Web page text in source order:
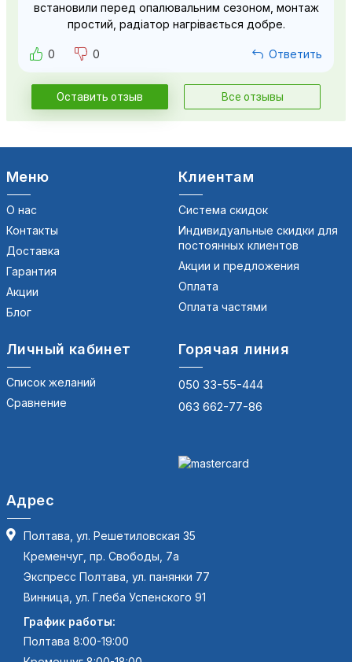
встановили перед опалювальним сезоном, монтаж
простий, радіатор нагрівається добре.
0 0 Ответить
Оставить отзыв Все отзывы
Меню
О нас
Контакты
Доставка
Гарантия
Акции
Блог
Клиентам
Система скидок
Индивидуальные скидки для
постоянных клиентов
Акции и предложения
Оплата
Оплата частями
Личный кабинет
Список желаний
Сравнение
Горячая линия
050 33-55-444
063 662-77-86
Адрес
Полтава, ул. Решетиловская 35
Кременчуг, пр. Свободы, 7а
Экспресс Полтава, ул. панянки 77
Винница, ул. Глеба Успенского 91
График работы:
Полтава 8:00-19:00